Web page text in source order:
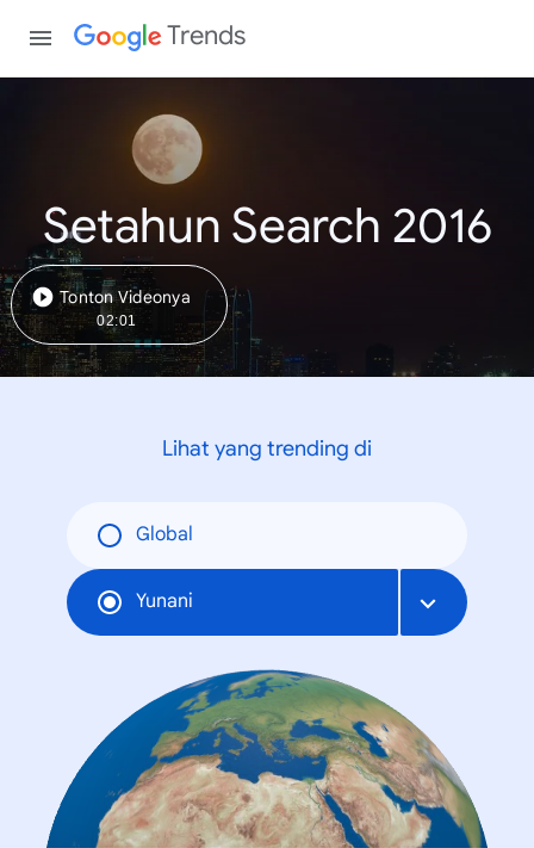
Trends
Setahun Search 2016
Tonton Videonya
02:01
Lihat yang trending di
Global
Yunani